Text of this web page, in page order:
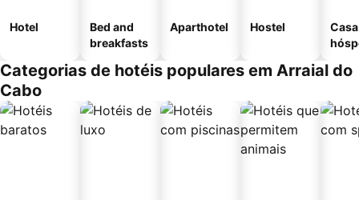
Hotel
Bed and
breakfasts
Aparthotel Hostel
Categorias de hotéis populares em Arraial do
Cabo